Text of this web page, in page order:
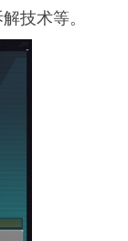
技术等。